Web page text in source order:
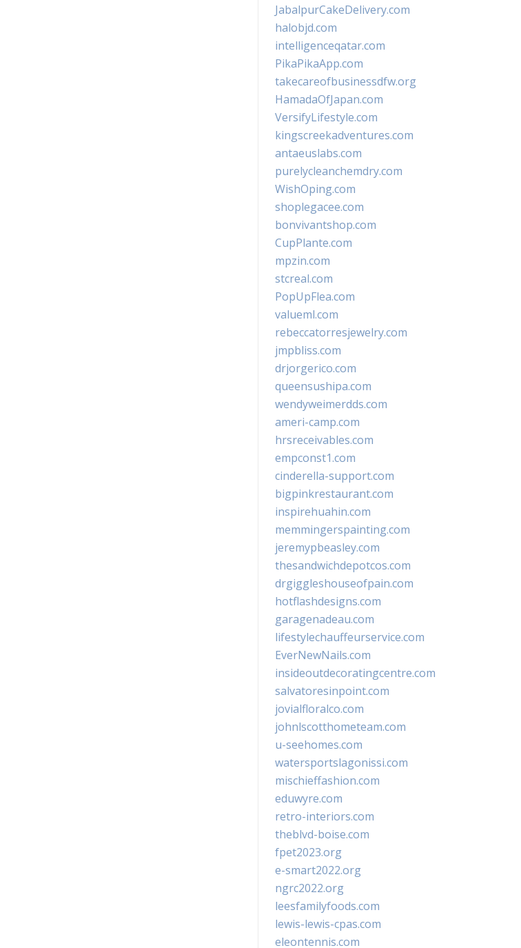
JabalpurCakeDelivery.com
halobjd.com
intelligenceqatar.com
PikaPikaApp.com
takecareofbusinessdfw.org
HamadaOfJapan.com
VersifyLifestyle.com
kingscreekadventures.com
antaeuslabs.com
purelycleanchemdry.com
WishOping.com
shoplegacee.com
bonvivantshop.com
CupPlante.com
mpzin.com
stcreal.com
PopUpFlea.com
valueml.com
rebeccatorresjewelry.com
jmpbliss.com
drjorgerico.com
queensushipa.com
wendyweimerdds.com
ameri-camp.com
hrsreceivables.com
empconst1.com
cinderella-support.com
bigpinkrestaurant.com
inspirehuahin.com
memmingerspainting.com
jeremypbeasley.com
thesandwichdepotcos.com
drgiggleshouseofpain.com
hotflashdesigns.com
garagenadeau.com
lifestylechauffeurservice.com
EverNewNails.com
insideoutdecoratingcentre.com
salvatoresinpoint.com
jovialfloralco.com
johnlscotthometeam.com
u-seehomes.com
watersportslagonissi.com
mischieffashion.com
eduwyre.com
retro-interiors.com
theblvd-boise.com
fpet2023.org
e-smart2022.org
ngrc2022.org
leesfamilyfoods.com
lewis-lewis-cpas.com
eleontennis.com